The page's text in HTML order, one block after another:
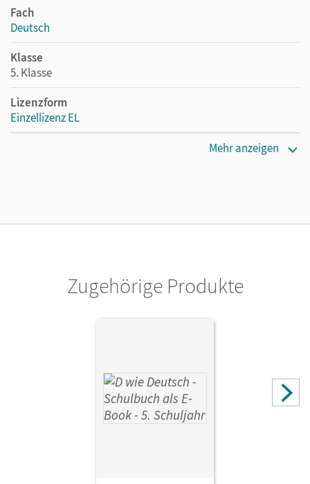
Fach
Deutsch
Klasse
5. Klasse
Lizenzform
Einzellizenz EL
Mehr anzeigen
Zugehörige Produkte